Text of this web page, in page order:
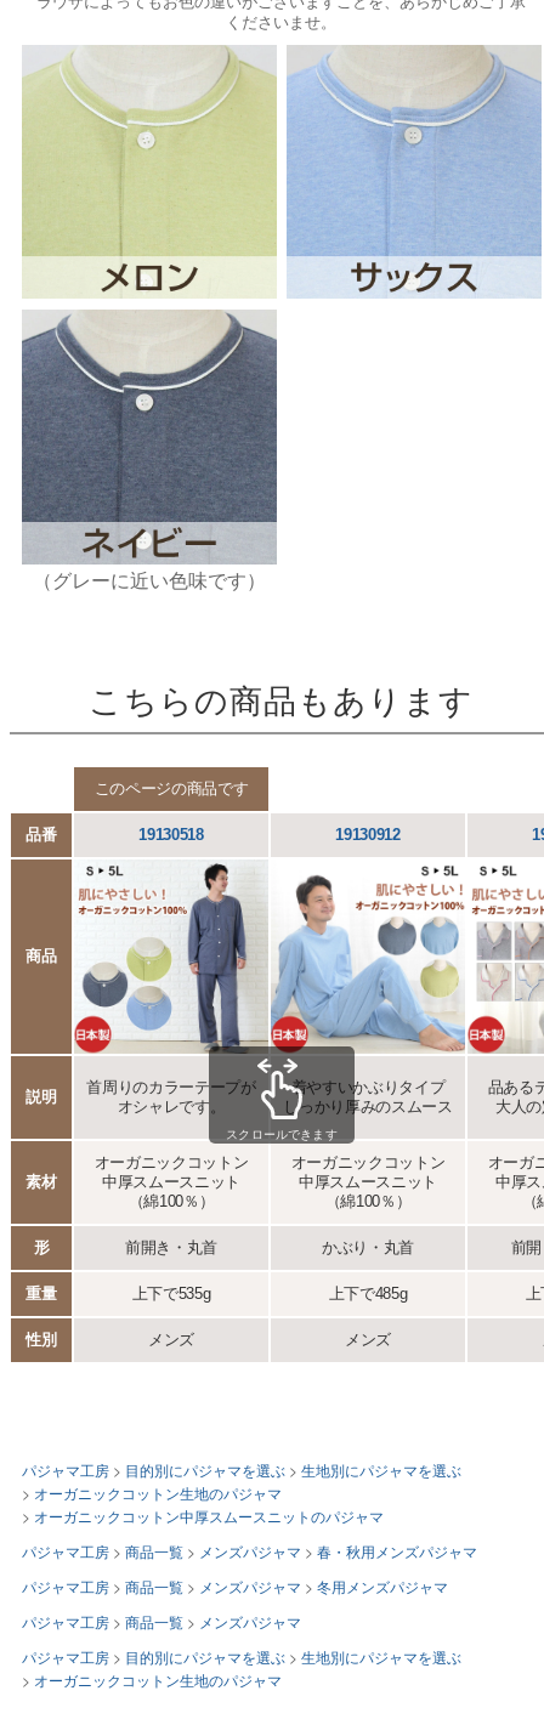
くださいませ。
（グレーに近い色味です）
こちらの商品もあります
パジャマ工房 目的別にパジャマを選ぶ
生地別にパジャマを選ぶ
オーガニックコットン生地のパジャマ
オーガニックコットン中厚スムースニットのパジャマ
パジャマ工房
商品一覧 メンズパジャマ
春・秋用メンズパジャマ
パジャマ工房
商品一覧 メンズパジャマ
冬用メンズパジャマ
パジャマ工房
商品一覧
メンズパジャマ
パジャマ工房
目的別にパジャマを選ぶ
生地別にパジャマを選ぶ
オーガニックコットン生地のパジャマ